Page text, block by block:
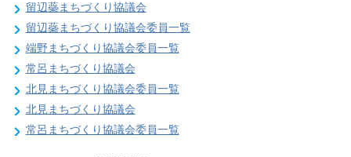
留辺蘂まちづくり協議会
留辺蘂まちづくり協議会委員一覧
端野まちづくり協議会委員一覧
常呂まちづくり協議会
北見まちづくり協議会委員一覧
北見まちづくり協議会
常呂まちづくり協議会委員一覧